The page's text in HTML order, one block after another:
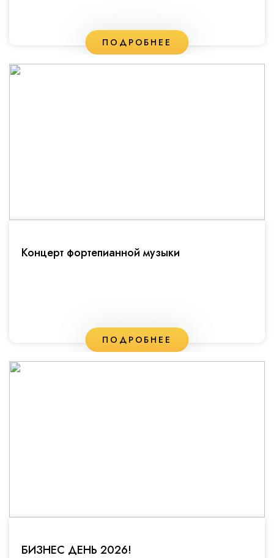
ПОДРОБНЕЕ
Концерт фортепианной музыки
ПОДРОБНЕЕ
БИЗНЕС ДЕНЬ 2026!